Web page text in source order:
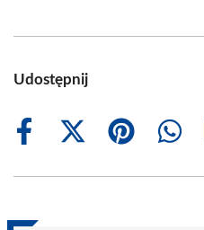
Udostępnij
Share
Share
(Twitter)
Share
Share